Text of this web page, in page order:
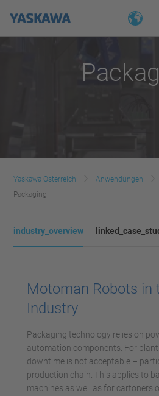
Yaskawa Österreich Anwendungen
Packaging
industry_overview
Motoman Robots in
Industry
Packaging technology relies on
automation components. For
downtime is not acceptable –
production chain. This applies to
machines as well as for cartoners